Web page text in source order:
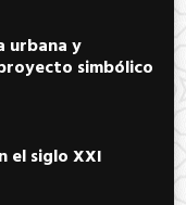
urbana y
simbólico
el siglo XXI